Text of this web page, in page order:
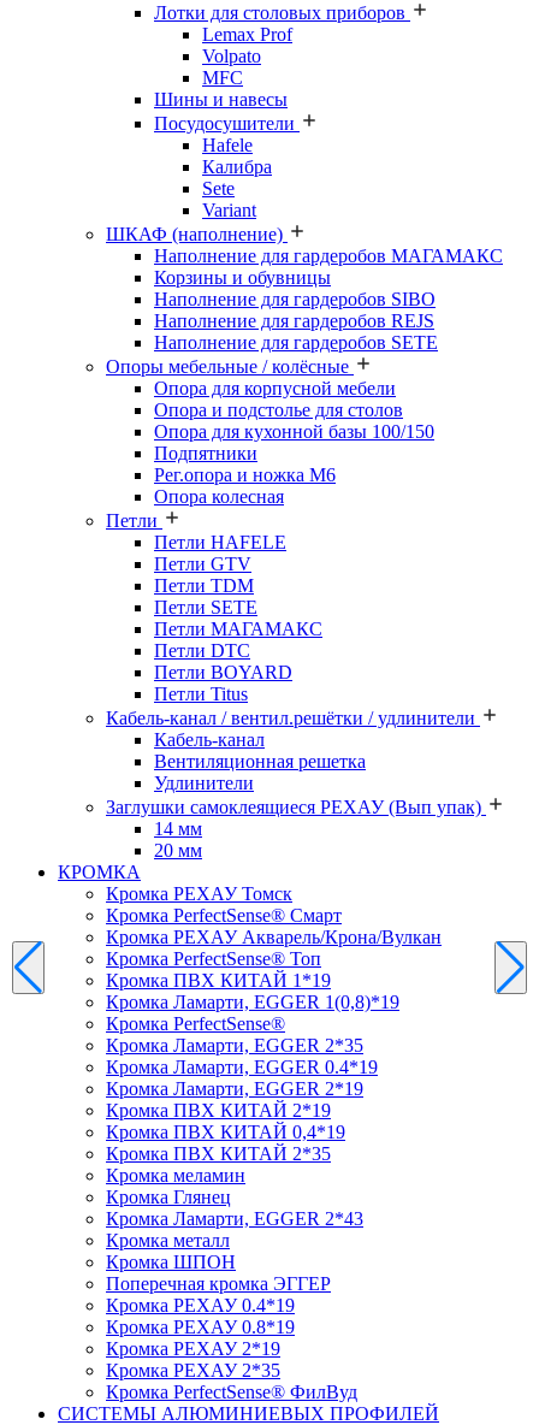
Лотки для столовых приборов
Lemax Prof
Volpato
MFC
Шины и навесы
Посудосушители
Hafele
Калибра
Sete
Variant
ШКАФ (наполнение)
Наполнение для гардеробов МАГАМАКС
Корзины и обувницы
Наполнение для гардеробов SIBO
Наполнение для гардеробов REJS
Наполнение для гардеробов SETE
Опоры мебельные / колёсные
Опора для корпусной мебели
Опора и подстолье для столов
Опора для кухонной базы 100/150
Подпятники
Рег.опора и ножка М6
Опора колесная
Петли
Петли HAFELE
Петли GTV
Петли TDM
Петли SETE
Петли МАГАМАКС
Петли DTC
Петли BOYARD
Петли Titus
Кабель-канал / вентил.решётки / удлинители
Кабель-канал
Вентиляционная решетка
Удлинители
Заглушки самоклеящиеся РЕХАУ (Вып упак)
14 мм
20 мм
КРОМКА
Кромка PЕХАУ Томск
Кромка PerfectSense® Смарт
Кромка PЕХАУ Акварель/Крона/Вулкан
Кромка PerfectSense® Топ
Кромка ПВХ КИТАЙ 1*19
Кромка Ламарти, EGGER 1(0,8)*19
Кромка PerfectSense®
Кромка Ламарти, EGGER 2*35
Кромка Ламарти, EGGER 0.4*19
Кромка Ламарти, EGGER 2*19
Кромка ПВХ КИТАЙ 2*19
Кромка ПВХ КИТАЙ 0,4*19
Кромка ПВХ КИТАЙ 2*35
Кромка меламин
Кромка Глянец
Кромка Ламарти, EGGER 2*43
Кромка металл
Кромка ШПОН
Поперечная кромка ЭГГЕР
Кромка PЕХАУ 0.4*19
Кромка PЕХАУ 0.8*19
Кромка PЕХАУ 2*19
Кромка PЕХАУ 2*35
Кромка PerfectSense® ФилВуд
СИСТЕМЫ АЛЮМИНИЕВЫХ ПРОФИЛЕЙ